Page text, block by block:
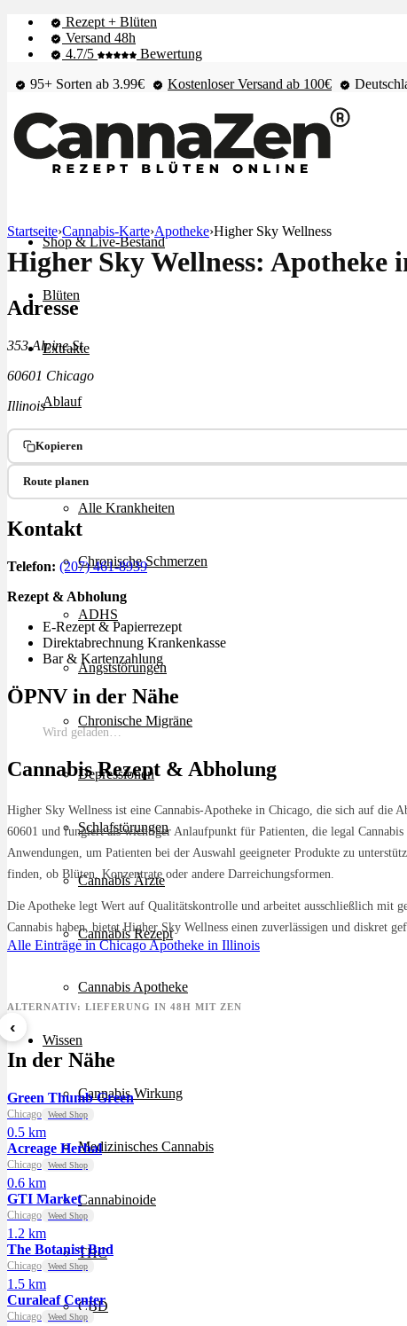
Rezept + Blüten
Versand 48h
4.7/5
Bewertung
95+ Sorten ab 3.99€
Kostenloser Versand ab 100€
Shop & Live-Bestand
Blüten
Extrakte
Ablauf
Therapien
Alle Krankheiten
Chronische Schmerzen
ADHS
Angststörungen
Chronische Migräne
Depressionen
Schlafstörungen
Cannabis Ärzte
Cannabis Rezept
Cannabis Apotheke
Wissen
Cannabis Wirkung
Medizinisches Cannabis
Cannabinoide
THC
CBD
Startseite›Cannabis-Karte›Apotheke›Higher Sky Wellness
Higher Sky Wellness: Apotheke
Adresse
353 Alpine St
60601 Chicago
Illinois
Kopieren
Route planen
Kontakt
Telefon: (207) 461-8939
Rezept & Abholung
E-Rezept & Papierrezept
Direktabrechnung Krankenkasse
Bar & Kartenzahlung
ÖPNV in der Nähe
Wird geladen…
Cannabis Rezept & Abholung
Higher Sky Wellness ist eine Cannabis-Apotheke in Chicago, die sich auf die
60601 und fungiert als wichtiger Anlaufpunkt für Patienten, die legal
Anwendungen, um Patienten bei der Auswahl geeigneter Produkte zu
finden, ob Blüten, Konzentrate oder andere Darreichungsformen.
Die Apotheke legt Wert auf Qualitätskontrolle und arbeitet ausschließlich mit
Cannabis haben, bietet Higher Sky Wellness einen zuverlässigen und diskret
Alle Einträge in ChicagoApotheke in Illinois
ALTERNATIV: LIEFERUNG IN 48H MIT ZEN
‹
Sour Mintz Haze
ab 5,99 €/g
In der Nähe
Green Thumb Green
Chicago Weed Shop
0.5 km
Acreage Herbal
Chicago Weed Shop
0.6 km
GTI Market
Chicago Weed Shop
1.2 km
The Botanist Bud
Chicago Weed Shop
1.5 km
Curaleaf Center
Chicago Weed Shop